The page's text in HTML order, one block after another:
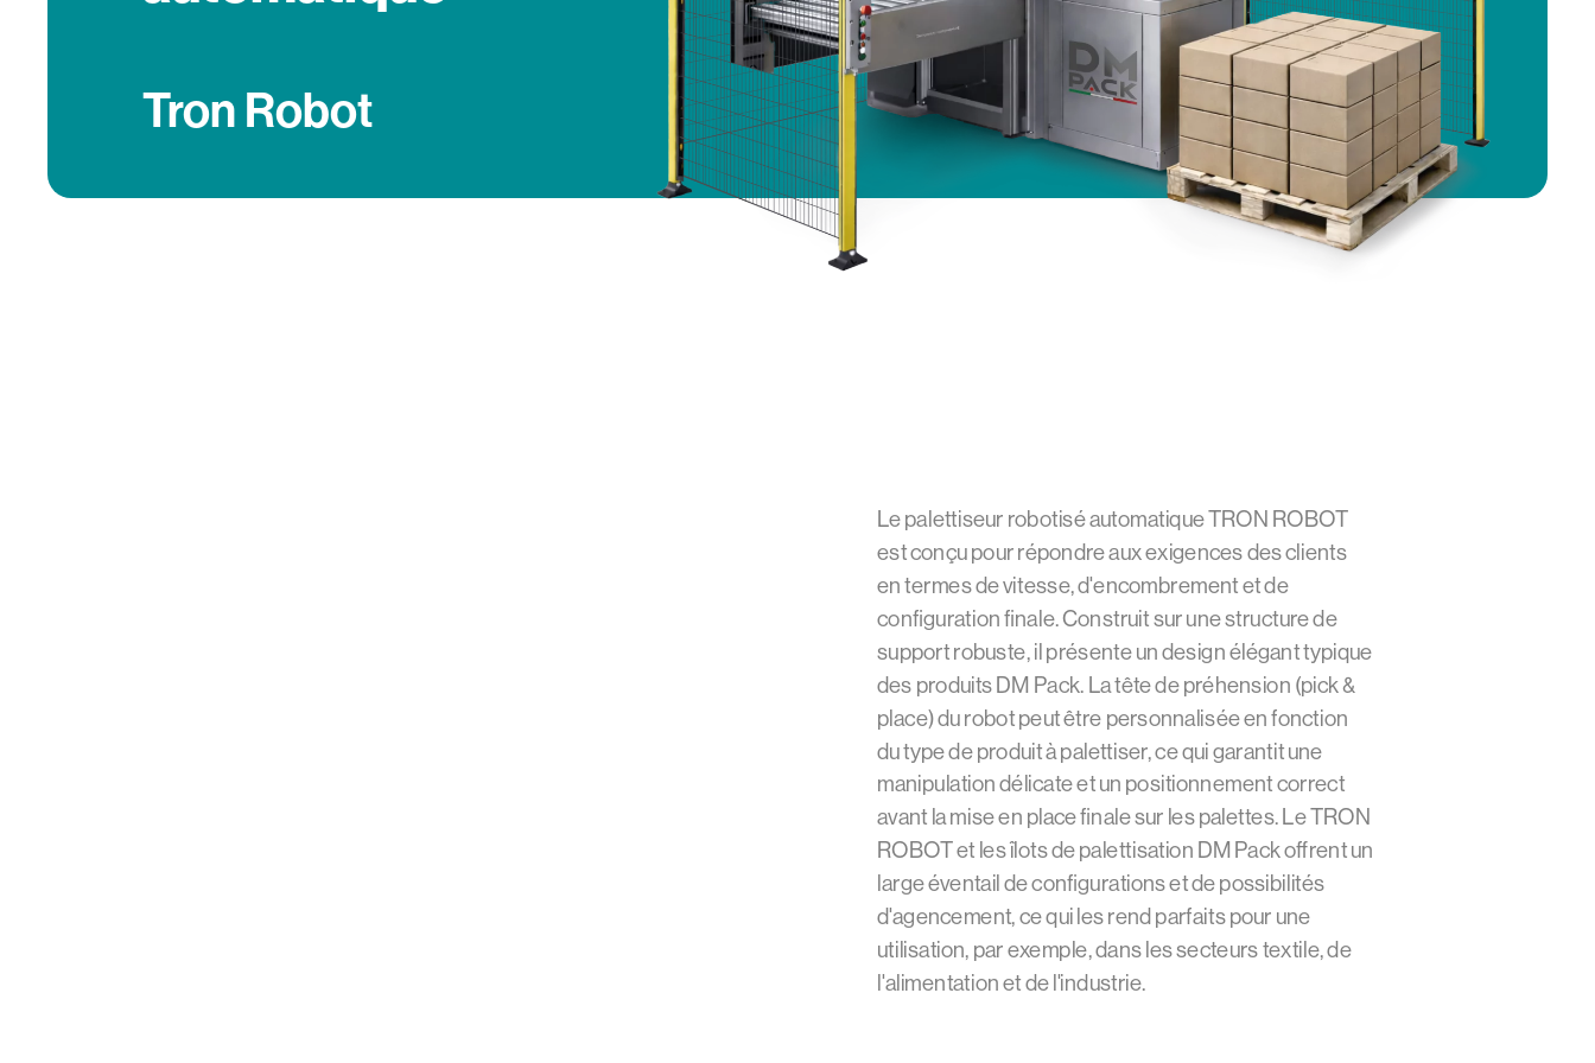
Tron Robot
Le palettiseur robotisé automatique TRON ROBOT
est conçu pour répondre aux exigences des clients
en termes de vitesse, d'encombrement et de
configuration finale. Construit sur une structure de
support robuste, il présente un design élégant typique
des produits DM Pack. La tête de préhension (pick &
place) du robot peut être personnalisée en fonction
du type de produit à palettiser, ce qui garantit une
manipulation délicate et un positionnement correct
avant la mise en place finale sur les palettes. Le TRON
ROBOT et les îlots de palettisation DM Pack offrent un
large éventail de configurations et de possibilités
d'agencement, ce qui les rend parfaits pour une
utilisation, par exemple, dans les secteurs textile, de
l'alimentation et de l'industrie.